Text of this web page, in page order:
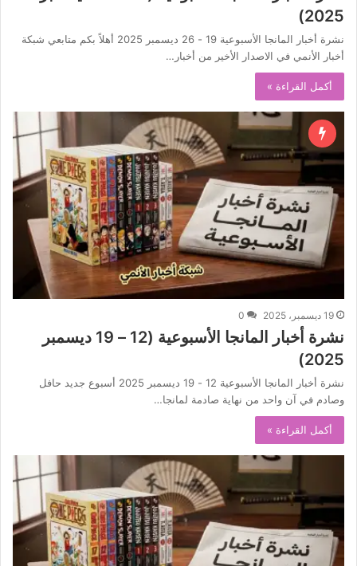
2025)
نشرة أخبار المانجا الأسبوعية 19 - 26 ديسمبر 2025 أهلاً بكم متابعي شبكة
أخبار الأنمي في الاصدار الأخير من أخبار…
أكمل القراءة »
19 ديسمبر، 2025 0
نشرة أخبار المانجا الأسبوعية (12 – 19 ديسمبر
2025)
نشرة أخبار المانجا الأسبوعية 12 - 19 ديسمبر 2025 أسبوع جديد حافل
وصادم في آن واحد من نهاية صادمة لمانجا…
أكمل القراءة »